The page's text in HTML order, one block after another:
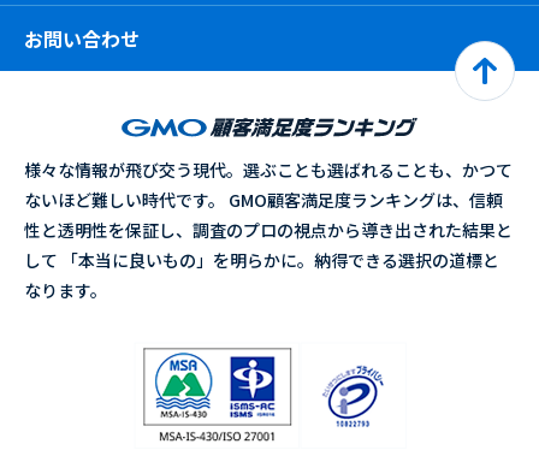
お問い合わせ
様々な情報が飛び交う現代。選ぶことも選ばれることも、かつて
ないほど難しい時代です。 GMO顧客満足度ランキングは、信頼
性と透明性を保証し、調査のプロの視点から導き出された結果と
して 「本当に良いもの」を明らかに。納得できる選択の道標と
なります。